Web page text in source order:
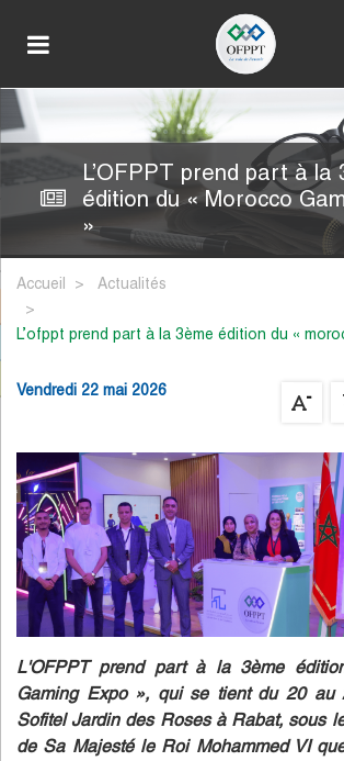
L’OFPPT prend part à la
édition du « Morocco
»
Accueil Actualités
l’ofppt prend part à la 3ème édition du «
Vendredi 22 mai 2026
L'OFPPT prend part à la 3ème
Gaming Expo », qui se tient du 20 au
Sofitel Jardin des Roses à Rabat, sous
de Sa Majesté le Roi Mohammed VI